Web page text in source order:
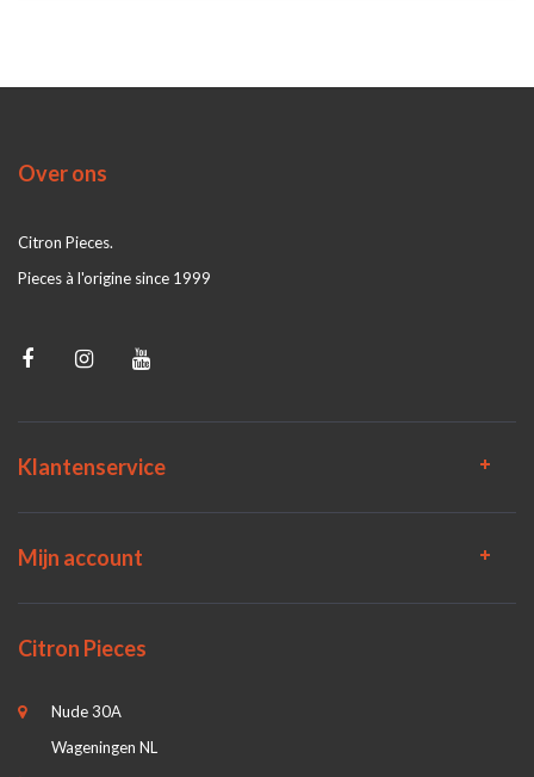
Over ons
Citron Pieces.
Pieces à l'origine since 1999
Klantenservice
Mijn account
Citron Pieces
Nude 30A
Wageningen NL